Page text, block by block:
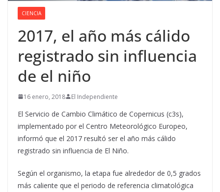
CIENCIA
2017, el año más cálido
registrado sin influencia
de el niño
16 enero, 2018 El Independiente
El Servicio de Cambio Climático de Copernicus (c3s),
implementado por el Centro Meteorológico Europeo,
informó que el 2017 resultó ser el año más cálido
registrado sin influencia de El Niño.
Según el organismo, la etapa fue alrededor de 0,5 grados
más caliente que el periodo de referencia climatológica